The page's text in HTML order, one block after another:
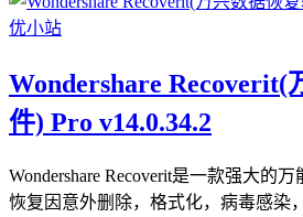
Wondershare Recoverit(
件) Pro v14.0.34.2
Wondershare Recoverit是一款强大的
恢复因意外删除，格式化，病毒感染